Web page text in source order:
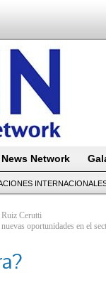
Network
Ruiz Cerutti
oportunidades en el